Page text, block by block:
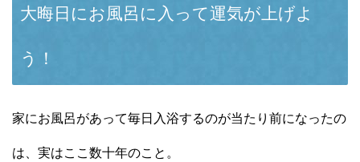
大晦日にお風呂に入って運気が上げよ
う！
家にお風呂があって毎日入浴するのが当たり前になったの
は、実はここ数十年のこと。